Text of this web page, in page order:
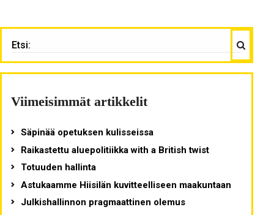
Haku
Viimeisimmät artikkelit
Säpinää opetuksen kulisseissa
Raikastettu aluepolitiikka with a British twist
Totuuden hallinta
Astukaamme Hiisilän kuvitteelliseen maakuntaan
Julkishallinnon pragmaattinen olemus